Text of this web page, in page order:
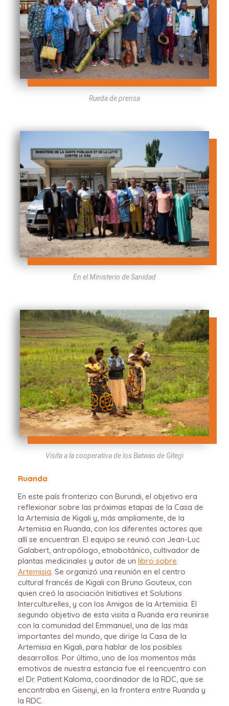
Rueda de prensa
En el Ministerio de Sanidad
Visita a la cooperativa de los Batwas de Gitegi
Ruanda
En este país fronterizo con Burundi, el objetivo era
reflexionar sobre las próximas etapas de la Casa de
la Artemisia de Kigali y, más ampliamente, de la
Artemisia en Ruanda, con los diferentes actores que
allí se encuentran. El equipo se reunió con Jean-Luc
Galabert, antropólogo, etnobotánico, cultivador de
plantas medicinales y autor de un libro sobre
Artemisia . Se organizó una reunión en el centro
cultural francés de Kigali con Bruno Gouteux, con
quien creó la asociación Initiatives et Solutions
Interculturelles, y con los Amigos de la Artemisia. El
segundo objetivo de esta visita a Ruanda era reunirse
con la comunidad del Emmanuel, una de las más
importantes del mundo, que dirige la Casa de la
Artemisia en Kigali, para hablar de los posibles
desarrollos. Por último, uno de los momentos más
emotivos de nuestra estancia fue el reencuentro con
el Dr. Patient Kaloma, coordinador de la RDC, que se
encontraba en Gisenyi, en la frontera entre Ruanda y
la RDC.